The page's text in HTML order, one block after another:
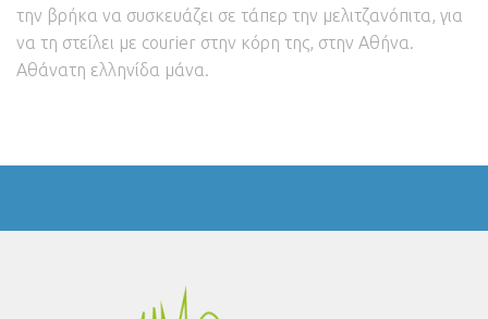
την βρήκα να συσκευάζει σε τάπερ την μελιτζανόπιτα, για
να τη στείλει με courier στην κόρη της, στην Αθήνα.
Αθάνατη ελληνίδα μάνα.